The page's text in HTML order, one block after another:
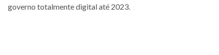
governo totalmente digital até 2023.